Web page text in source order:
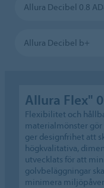
Allura Decibel 0.8
Allura Decibel b+
Allura Flex"
Flexibilitet och
materialmönster
ger designfrihet att
högkvalitativa,
utvecklats för att
golvbeläggningar
minimera